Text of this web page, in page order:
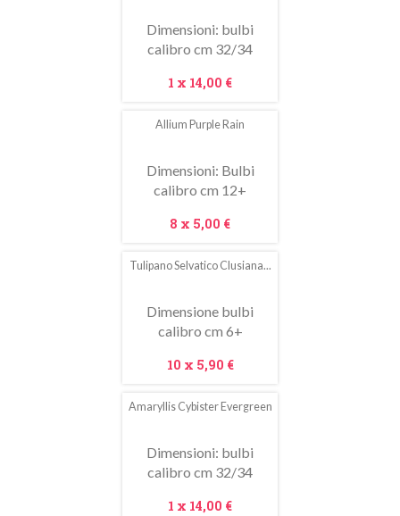
Dimensioni: bulbi
calibro cm 32/34
Prezzo
1 x 14,00 €
Allium Purple Rain
Dimensioni: Bulbi
calibro cm 12+
Prezzo
8 x 5,00 €
Tulipano Selvatico Clusiana...
Dimensione bulbi
calibro cm 6+
Prezzo
10 x 5,90 €
Amaryllis Cybister Evergreen
Dimensioni: bulbi
calibro cm 32/34
Prezzo
1 x 14,00 €